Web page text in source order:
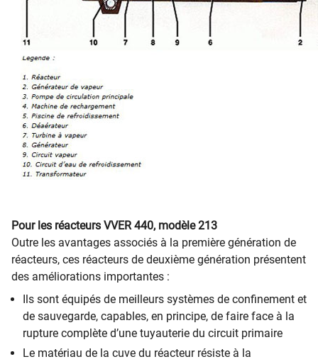
Pour les réacteurs VVER 440, modèle 213
Outre les avantages associés à la première génération de
réacteurs, ces réacteurs de deuxième génération présentent
des améliorations importantes :
Ils sont équipés de meilleurs systèmes de confinement et
de sauvegarde, capables, en principe, de faire face à la
rupture complète d’une tuyauterie du circuit primaire
Le matériau de la cuve du réacteur résiste à la